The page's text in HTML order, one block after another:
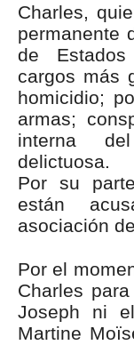
Charles,
permanente
de
cargos más
homicidio;
armas;
interna
delictuosa.
Por su
están
asociación
Por el
Charles
Joseph ni
Martine